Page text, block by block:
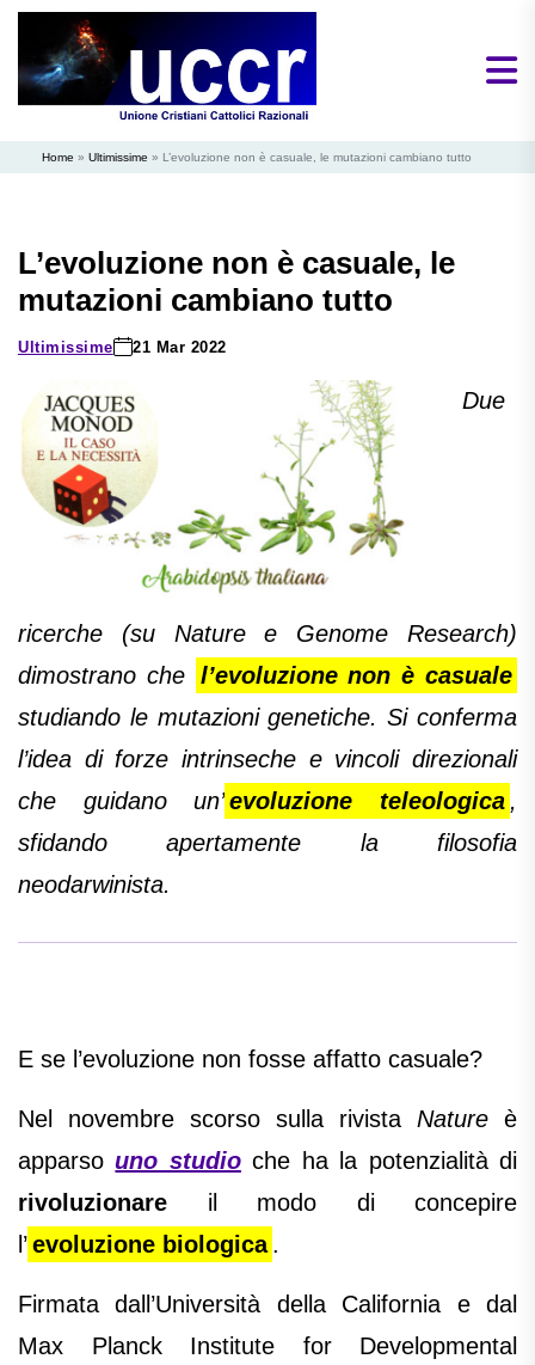
Home » Ultimissime » L’evoluzione non è casuale, le mutazioni cambiano tutto
L’evoluzione non è casuale, le
mutazioni cambiano tutto
Ultimissime 21 Mar 2022
Due
ricerche (su Nature e Genome Research)
dimostrano che l’evoluzione non è casuale
studiando le mutazioni genetiche. Si conferma
l’idea di forze intrinseche e vincoli direzionali
che guidano un’evoluzione teleologica ,
sfidando apertamente la filosofia
neodarwinista.
E se l’evoluzione non fosse affatto casuale?
Nel novembre scorso sulla rivista Nature è
apparsouno studioche ha la potenzialità di
rivoluzionare il modo di concepire
l’evoluzione biologica .
Firmata dall’Università della California e dal
Max Planck Institute for Developmental